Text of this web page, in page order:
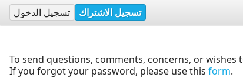
تسجيل الاشتراك تسجيل الدخول
To send questions, comments, concerns, or
If you forgot your password, please use this form.